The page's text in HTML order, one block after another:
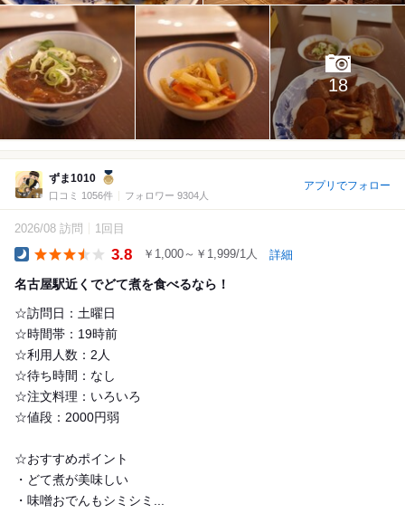
18
ずま1010
口コミ 1056件 フォロワー 9304人
アプリでフォロー
2026/08 訪問 1回目
3.8 ￥1,000～￥1,999/1人 詳細
名古屋駅近くでどて煮を食べるなら！
☆訪問日：土曜日
☆時間帯：19時前
☆利用人数：2人
☆待ち時間：なし
☆注文料理：いろいろ
☆値段：2000円弱
☆おすすめポイント
・どて煮が美味しい
・味噌おでんもシミシミ...